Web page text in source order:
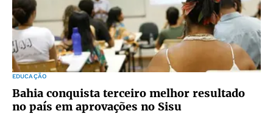
EDUCAÇÃO
Bahia conquista terceiro melhor resultado
no país em aprovações no Sisu